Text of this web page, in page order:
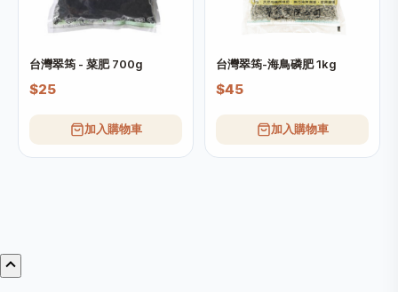
台灣翠筠 - 菜肥 700g
$25
加入購物車
台灣翠筠-海鳥磷肥 1kg
$45
加入購物車